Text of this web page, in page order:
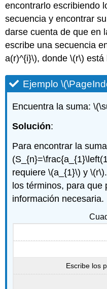
encontrarlo escribiendo
secuencia y encontrar
darse cuenta de que en
escribe una secuencia
a(r)^{i}\), donde\(r\) está
Ejemplo
Encuentra la suma:
Solución:
Para encontrar la
requiere\(a_{1}\) y\(r\)
los términos, para que
información necesaria.
Escribe los